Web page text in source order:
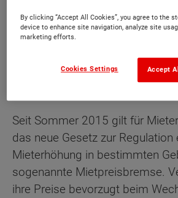
Als Familie ohne deutliche
größere Wohnung ziehen. Das geht
Mietpreisbremse - oder doch nicht?
Seit Sommer 2015 gilt für
das neue Gesetz zur Regulation
Mieterhöhung in bestimmten
sogenannte Mietpreisbremse.
ihre Preise bevorzugt beim
By clicking “Accept All Cookies”, you agree to the
device to enhance site navigation, analyze site
marketing efforts.
Accept
Cookies Settings